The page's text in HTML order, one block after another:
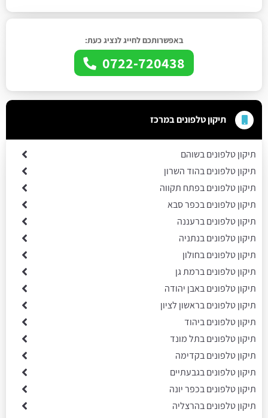
באפשרותכם לחייג לנציג כעת:
0722-720438
תיקון טלפונים במרכז
תיקון טלפונים בשוהם
תיקון טלפונים בהוד השרון
תיקון טלפונים בפתח תקווה
תיקון טלפונים בכפר סבא
תיקון טלפונים ברעננה
תיקון טלפונים בנתניה
תיקון טלפונים בחולון
תיקון טלפונים ברמת גן
תיקון טלפונים באבן יהודה
תיקון טלפונים בראשון לציון
תיקון טלפונים ביהוד
תיקון טלפונים בתל מונד
תיקון טלפונים בקדימה
תיקון טלפונים בגבעתיים
תיקון טלפונים בכפר יונה
תיקון טלפונים בהרצליה